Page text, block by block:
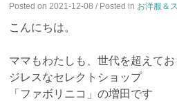
Posted on2021-12-08 / Posted in お洋服＆
こんにちは。
ママもわたしも、世代を超えて
ジレスなセレクトショップ
「ファボリニコ」の増田です